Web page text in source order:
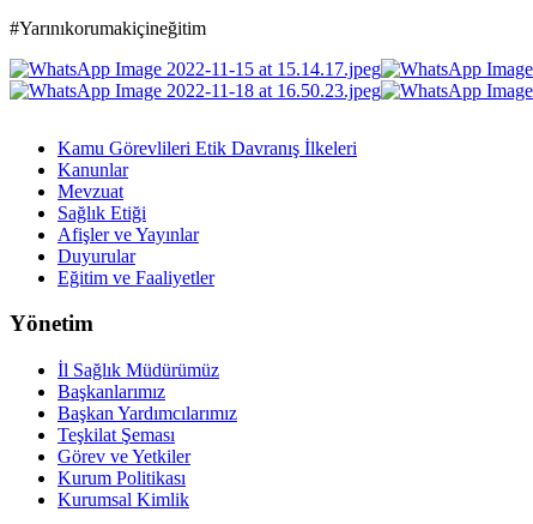
#Yarınıkorumakiçineğitim
Kamu Görevlileri Etik Davranış İlkeleri
Kanunlar
Mevzuat
Sağlık Etiği
Afişler ve Yayınlar
Duyurular
Eğitim ve Faaliyetler
Yönetim
İl Sağlık Müdürümüz
Başkanlarımız
Başkan Yardımcılarımız
Teşkilat Şeması
Görev ve Yetkiler
Kurum Politikası
Kurumsal Kimlik